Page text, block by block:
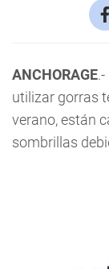
ANCHORAGE
utilizar gorras
verano, están
sombrillas